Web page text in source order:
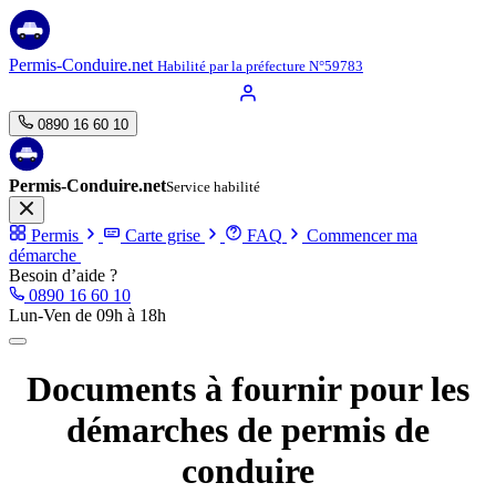
Aller
au
contenu
Permis-Conduire.net Habilité par la préfecture N°59783
0890 16 60 10
Permis-Conduire.netService habilité
Permis Carte grise FAQ
Commencer ma
démarche
Besoin d’aide ?
0890 16 60 10
Lun-Ven de 09h à 18h
Documents à fournir pour les
démarches de permis de
conduire